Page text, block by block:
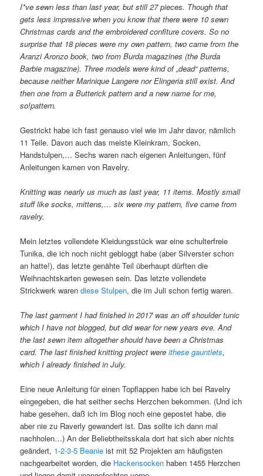
I*ve sewn less than last year, but still 27 pieces. Though that
gets less impressive when you know that there were 10 sewn
Christmas cards and the embroidered confiture covers. So no
surprise that 18 pieces were my own pattern, two came from the
Aranzi Aronzo book, two from Burda magazines (the Burda
Barbie magazine). Three models were kind of „dead“ patterns,
because neither Marinique Langere nor Elingeria still exist. And
then one from a Butterick pattern and a new name for me,
so!pattern.
Gestrickt habe ich fast genauso viel wie im Jahr davor, nämlich
11 Teile. Davon auch das meiste Kleinkram, Socken,
Handstulpen,… Sechs waren nach eigenen Anleitungen, fünf
Anleitungen kamen von Ravelry.
Knitting was nearly us much as last year, 11 items. Mostly small
stuff like socks, mittens,… six were my pattern, five came from
ravelry.
Mein letztes vollendete Kleidungsstück war eine schulterfreie
Tunika, die ich noch nicht gebloggt habe (aber Silverster schon
an hatte!), das letzte genähte Teil überhaupt dürften die
Weihnachtskarten gewesen sein. Das letzte vollendete
Strickwerk warendiese Stulpen, die im Juli schon fertig waren.
The last garment I had finished in 2017 was an off shoulder tunic
which I have not blogged, but did wear for new years eve. And
the last sewn item altogether should have been a Christmas
card. The last finished knitting project wereithese gauntlets,
which I already finished in July.
Eine neue Anleitung für einen Topflappen habe ich bei Ravelry
eingegeben, die hat seither sechs Herzchen bekommen. (Und ich
habe gesehen, daß ich im Blog noch eine gepostet habe, die
aber nie zu Raverly gewandert ist. Das sollte ich dann mal
nachholen…) An der Beliebtheitsskala dort hat sich aber nichts
geändert, 1-2-3-5 Beanie ist mit 52 Projekten am häufigsten
nachgearbeitet worden, die Hackensocken haben 1455 Herzchen